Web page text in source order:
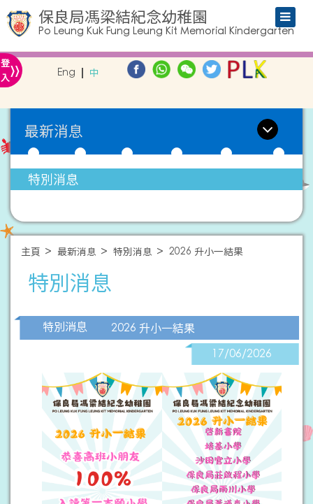
保良局馮梁結紀念幼稚園
Po Leung Kuk Fung Leung Kit Memorial Kindergarten
登
入» Eng 中
最新消息
特別消息
主頁 最新消息 特別消息 2026 升小一結果
特別消息
特別消息
2026 升小一結果
17/06/2026